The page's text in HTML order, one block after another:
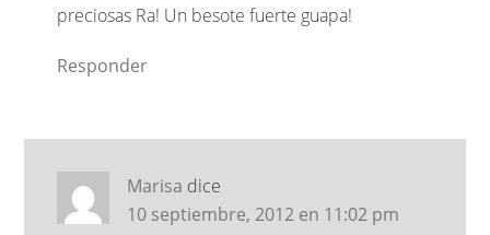
preciosas Ra! Un besote fuerte guapa!
Responder
Marisa dice
10 septiembre, 2012 en 11:02 pm